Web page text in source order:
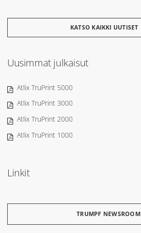
KATSO KAIKKI UUTISET
Uusimmat julkaisut
Atlix TruPrint 5000
Atlix TruPrint 3000
Atlix TruPrint 2000
Atlix TruPrint 1000
Linkit
TRUMPF NEWSROOM